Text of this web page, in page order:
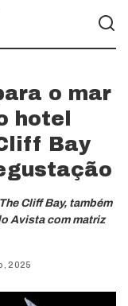
o mar
hotel
Bay
Cliff Bay, também
Avista com matriz
2025